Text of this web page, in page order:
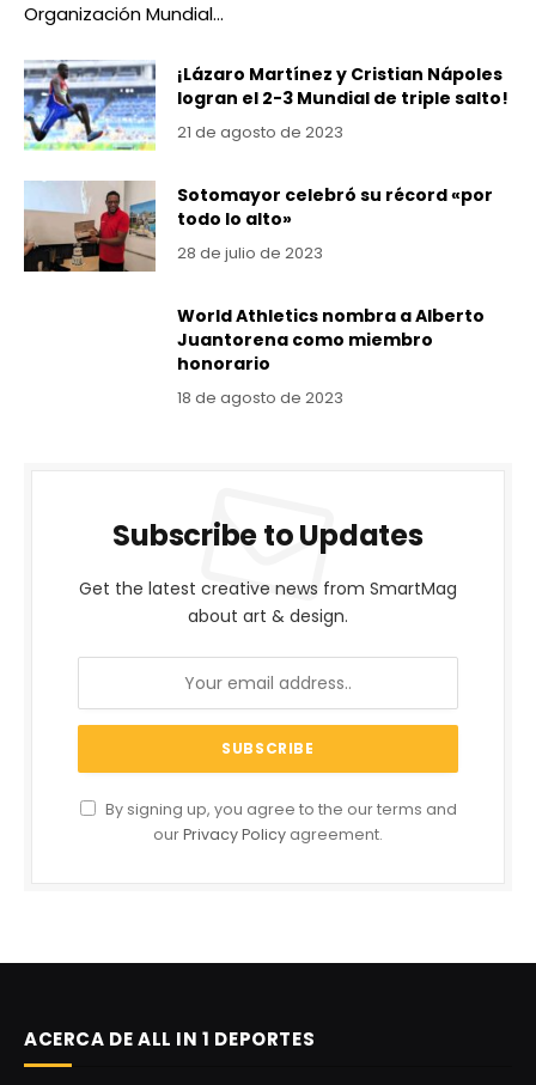
Organización Mundial…
¡Lázaro Martínez y Cristian Nápoles
logran el 2-3 Mundial de triple salto!
21 de agosto de 2023
Sotomayor celebró su récord «por
todo lo alto»
28 de julio de 2023
World Athletics nombra a Alberto
Juantorena como miembro
honorario
18 de agosto de 2023
Subscribe to Updates
Get the latest creative news from SmartMag
about art & design.
By signing up, you agree to the our terms and
ourPrivacy Policy agreement.
ACERCA DE ALL IN 1 DEPORTES